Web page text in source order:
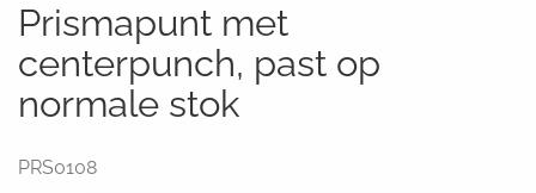
Prismapunt met
centerpunch, past op
normale stok
PRS0108